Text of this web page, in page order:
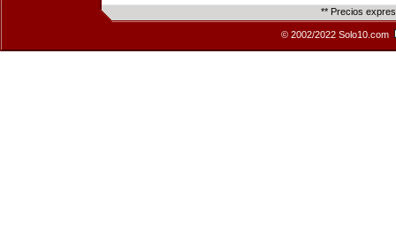
** Precios
© 2002/2022 Solo10.com